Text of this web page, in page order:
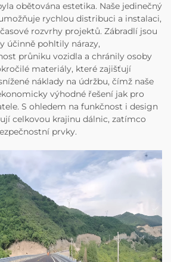
obětována estetika. Naše jedinečný
rychlou distribuci a instalaci,
rozvrhy projektů. Zábradlí jsou
účinně pohltily nárazy,
průniku vozidla a chránily osoby
materiály, které zajišťují
náklady na údržbu, čímž naše
výhodné řešení jak pro
S ohledem na funkčnost i design
celkovou krajinu dálnic, zatímco
prvky.